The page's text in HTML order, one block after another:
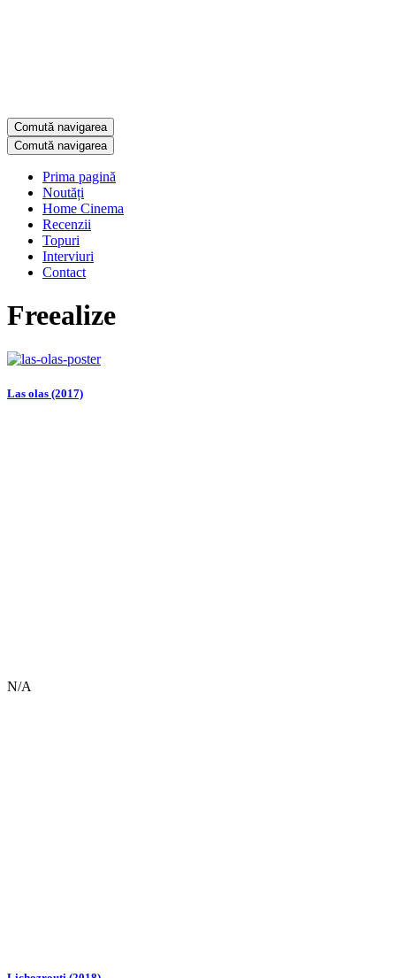
Comută navigarea
Comută navigarea
Prima pagină
Noutăți
Home Cinema
Recenzii
Topuri
Interviuri
Contact
Freealize
Las olas (2017)
N/A